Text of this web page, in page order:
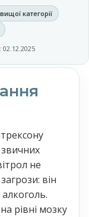
категорії
звичних
не
він
рівні мозку